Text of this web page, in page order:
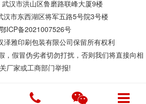
汉市洪山区鲁磨路联峰大厦9楼
汉市东西湖区将军五路5号院3号楼
鄂ICP备2021007526号
泽雅印刷包装有限公司保留所有权利
，假冒伪劣者切勿打扰，否则我们将直接向相
关厂家或工商部门举报!